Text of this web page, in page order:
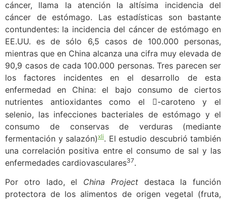
cáncer, llama la atención la altísima incidencia del
cáncer de estómago. Las estadísticas son bastante
contundentes: la incidencia del cáncer de estómago en
EE.UU. es de sólo 6,5 casos de 100.000 personas,
mientras que en China alcanza una cifra muy elevada de
90,9 casos de cada 100.000 personas. Tres parecen ser
los factores incidentes en el desarrollo de esta
enfermedad en China: el bajo consumo de ciertos
nutrientes antioxidantes como el
-caroteno y el
selenio, las infecciones bacteriales de estómago y el
consumo de conservas de verduras (mediante
fermentación y salazón)xli. El estudio descubrió también
una correlación positiva entre el consumo de sal y las
enfermedades cardiovasculares37.
Por otro lado, el China Project destaca la función
protectora de los alimentos de origen vegetal (fruta,